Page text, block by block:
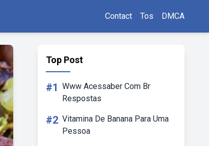
Contact Tos DMCA
Top Post
#1 Www Acessaber Com Br
Respostas
#2 Vitamina De Banana Para Uma
Pessoa